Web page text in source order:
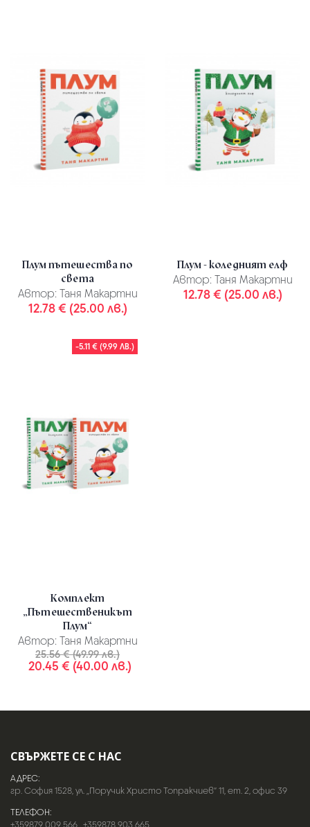
Плум пътешества по
света
Автор: Таня Макартни
12.78 € (25.00 лв.)
Плум - коледният елф
Автор: Таня Макартни
12.78 € (25.00 лв.)
-5.11 € (9.99 ЛВ.)
Комплект
„Пътешественикът
Плум“
Автор: Таня Макартни
25.56 € (49.99 лв.)
20.45 € (40.00 лв.)
СВЪРЖЕТЕ СЕ С НАС
АДРЕС:
гр. София 1528, ул. „Поручик Христо Топракчиев“ 11, ет. 2, офис 39
ТЕЛЕФОН:
+359879 009 566,+359878 903 665